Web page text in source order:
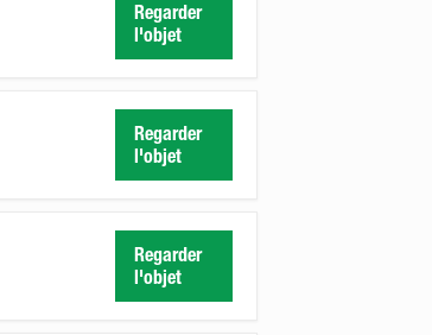
Regarder
l'objet
Regarder
l'objet
Regarder
l'objet